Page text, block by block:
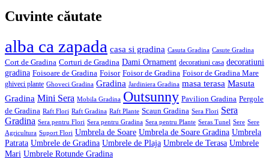
Cuvinte căutate
alba ca zapada casa si gradina Casuta Gradina Casute Gradina
Cort de Gradina Corturi de Gradina Dami Ornament decoratiuni casa decoratiuni
gradina Foisoare de Gradina Foisor Foisor de Gradina Foisor de Gradina Mare
ghiveci plante Ghoveci Gradina Gradina Jardiniera Gradina masa terasa Masuta
Gradina Mini Sera Mobila Gradina Outsunny Pavilion Gradina Pergole
de Gradina Raft Flori Raft Gradina Raft Plante Scaun Gradina Sera Flori Sera
Gradina Sera pentru Flori Sera pentru Gradina Sera pentru Plante Seras Tunel Sere Sere
Agricultura Suport Flori Umbrela de Soare Umbrela de Soare Gradina Umbrela
Patrata Umbrele de Gradina Umbrele de Plaja Umbrele de Terasa Umbrele
Mari Umbrele Rotunde Gradina